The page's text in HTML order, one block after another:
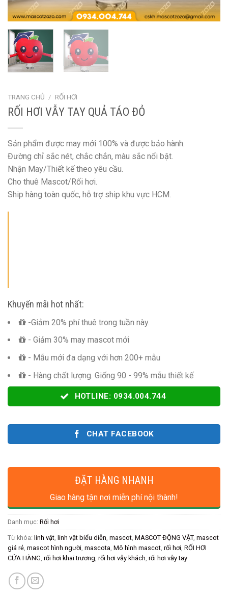
TRANG CHỦ / RỐI HƠI
RỐI HƠI VẪY TAY QUẢ TÁO ĐỎ
Sản phẩm được may mới 100% và được bảo hành.
Đường chỉ sắc nét, chắc chắn, màu sắc nổi bật.
Nhận May/Thiết kế theo yêu cầu.
Cho thuê Mascot/Rối hơi.
Ship hàng toàn quốc, hỗ trợ ship khu vực HCM.
Khuyến mãi hot nhất:
-Giảm 20% phí thuê trong tuần này.
- Giảm 30% may mascot mới
- Mẫu mới đa dạng với hơn 200+ mẫu
- Hàng chất lượng. Giống 90 - 99% mẫu thiết kế
HOTLINE: 0934.004.744
CHAT FACEBOOK
ĐẶT HÀNG NHANH
Giao hàng tận nơi miễn phí nội thành!
Danh mục: Rối hơi
Từ khóa: linh vật, linh vật biểu diễn, mascot, MASCOT ĐỘNG VẬT, mascot
giá rẻ, mascot hình người, mascota, Mô hình mascot, rối hơi, RỐI HƠI
CỬA HÀNG, rối hơi khai trương, rối hơi vẫy khách, rối hơi vẫy tay